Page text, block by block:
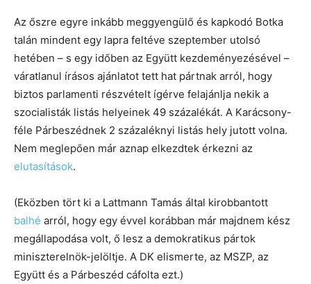
Az őszre egyre inkább meggyengülő és kapkodó Botka
talán mindent egy lapra feltéve szeptember utolsó
hetében – s egy időben az Együtt kezdeményezésével –
váratlanul írásos ajánlatot tett hat pártnak arról, hogy
biztos parlamenti részvételt ígérve felajánlja nekik a
szocialisták listás helyeinek 49 százalékát. A Karácsony-
féle Párbeszédnek 2 százaléknyi listás hely jutott volna.
Nem meglepően már aznap elkezdtek érkezni az
elutasítások.
(Eközben tört ki a Lattmann Tamás által kirobbantott
balhé arról, hogy egy évvel korábban már majdnem kész
megállapodása volt, ő lesz a demokratikus pártok
miniszterelnök-jelöltje. A DK elismerte, az MSZP, az
Együtt és a Párbeszéd cáfolta ezt.)